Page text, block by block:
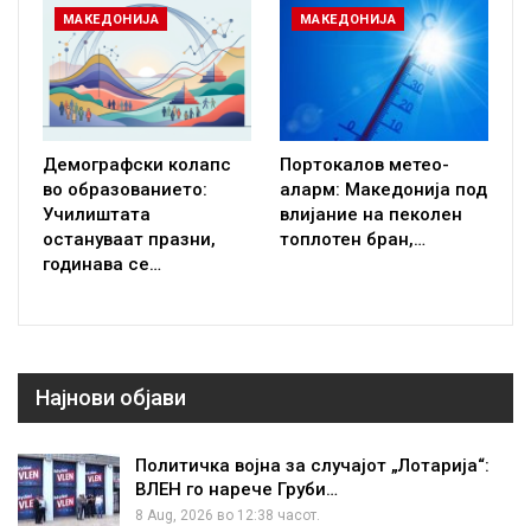
МАКЕДОНИЈА
Демографски колапс
во образованието:
Училиштата
остануваат празни,
годинава се…
МАКЕДОНИЈА
Портокалов метео-
аларм: Македонија под
влијание на пеколен
топлотен бран,…
Најнови објави
Политичка војна за случајот „Лотарија“:
ВЛЕН го нарече Груби…
8 Aug, 2026 во 12:38 часот.